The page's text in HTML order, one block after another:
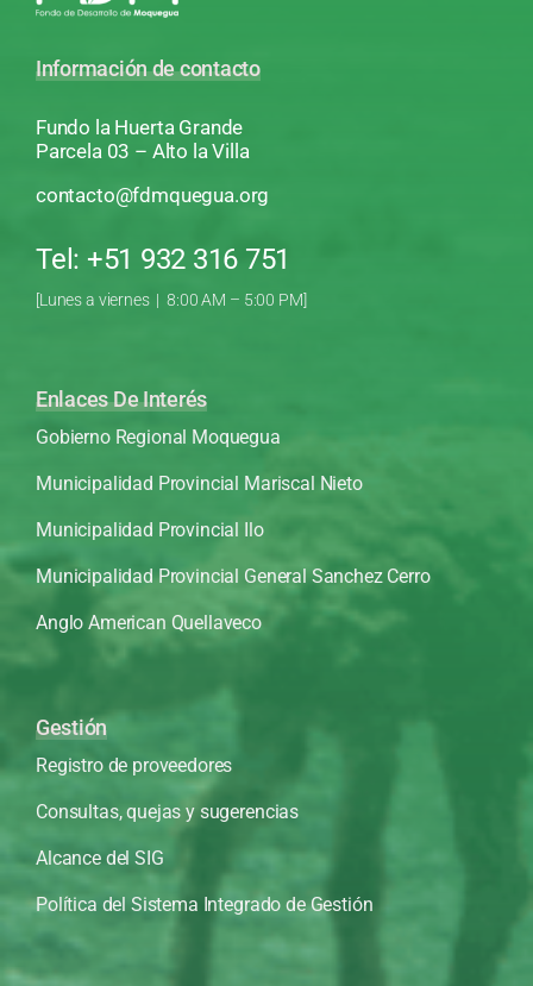
Información de contacto
Fundo la Huerta Grande
Parcela 03 – Alto la Villa
contacto@fdmquegua.org
Tel: +51 932 316 751
[Lunes a viernes | 8:00 AM – 5:00 PM]
Enlaces De Interés
Gobierno Regional Moquegua
Municipalidad Provincial Mariscal Nieto
Municipalidad Provincial Ilo
Municipalidad Provincial General Sanchez Cerro
Anglo American Quellaveco
Gestión
Registro de proveedores
Consultas, quejas y sugerencias
Alcance del SIG
Política del Sistema Integrado de Gestión